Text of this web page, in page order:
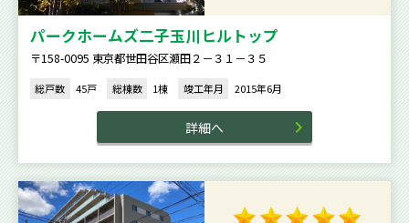
パークホームズ二子玉川ヒルトップ
〒158-0095 東京都世田谷区瀬田２－３１－３５
総戸数 45戸 総棟数 1棟 竣工年月 2015年6月
詳細へ